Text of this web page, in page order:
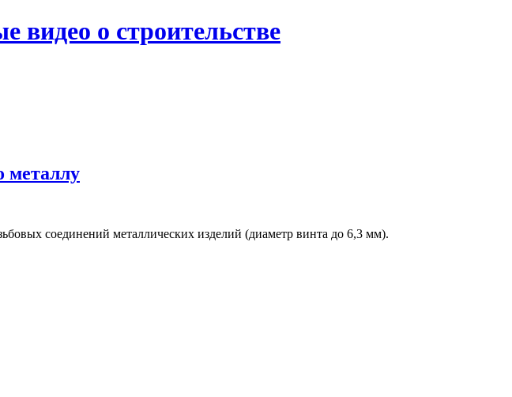
видео о строительстве
металлу
соединений металлических изделий (диаметр винта до 6,3 мм).